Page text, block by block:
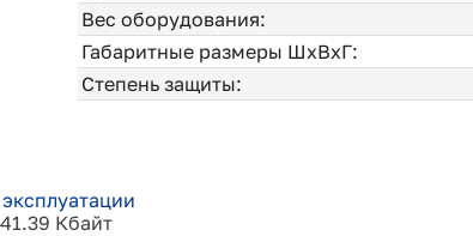
Вес оборудования:
Габаритные размеры ШхВхГ:
Степень защиты:
Кбайт